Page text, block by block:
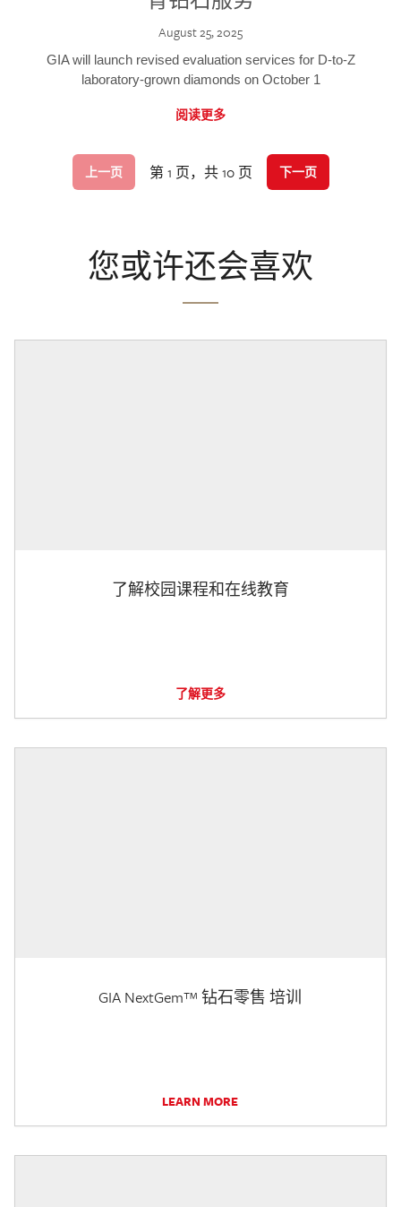
August 25, 2025
GIA will launch revised evaluation services for D-to-Z
laboratory-grown diamonds on October 1
阅读更多
上一页 第 1 页，共 10 页 下一页
您或许还会喜欢
了解校园课程和在线教育
了解更多
GIA NextGem™ 钻石零售 培训
LEARN MORE